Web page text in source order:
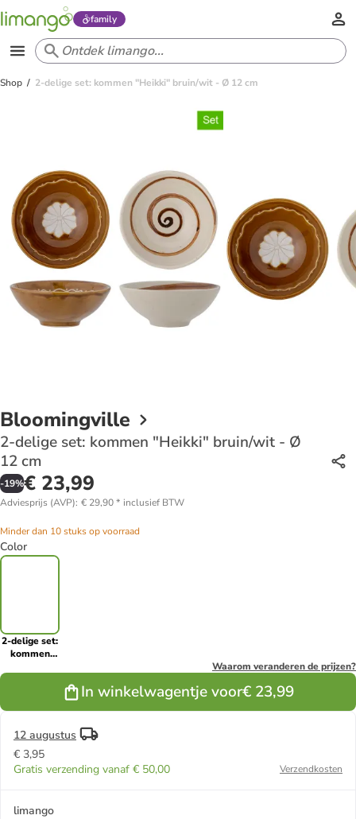
family
Shop 2-delige set: kommen "Heikki" bruin/wit - Ø 12 cm
Bloomingville
2-delige set: kommen "Heikki" bruin/wit - Ø
12 cm
-19%€ 23,99
Adviesprijs (AVP): € 29,90* inclusief BTW
Minder dan 10 stuks op voorraad
Color
2-delige set:
kommen
bruin/wit - Ø
Waarom veranderen de prijzen?
In winkelwagentje voor€ 23,99
12 augustus
€ 3,95
Gratis verzending vanaf € 50,00
Verzendkosten
limango